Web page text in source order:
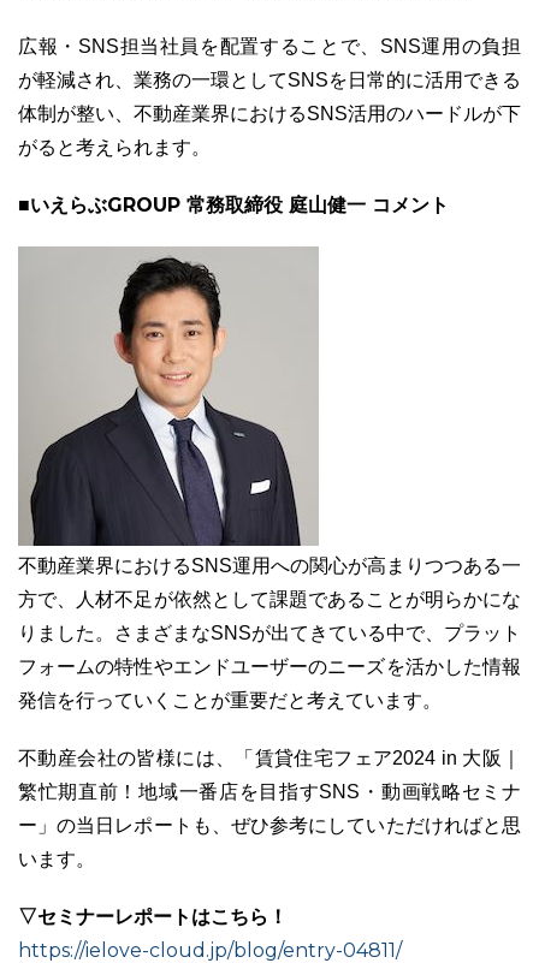
広報・SNS担当社員を配置することで、SNS運用の負担
が軽減され、業務の一環としてSNSを日常的に活用できる
体制が整い、不動産業界におけるSNS活用のハードルが下
がると考えられます。
■いえらぶGROUP 常務取締役 庭山健一 コメント
不動産業界におけるSNS運用への関心が高まりつつある一
方で、人材不足が依然として課題であることが明らかにな
りました。さまざまなSNSが出てきている中で、プラット
フォームの特性やエンドユーザーのニーズを活かした情報
発信を行っていくことが重要だと考えています。
不動産会社の皆様には、「賃貸住宅フェア2024 in 大阪｜
繁忙期直前！地域一番店を目指すSNS・動画戦略セミナ
ー」の当日レポートも、ぜひ参考にしていただければと思
います。
▽セミナーレポートはこちら！
https://ielove-cloud.jp/blog/entry-04811/